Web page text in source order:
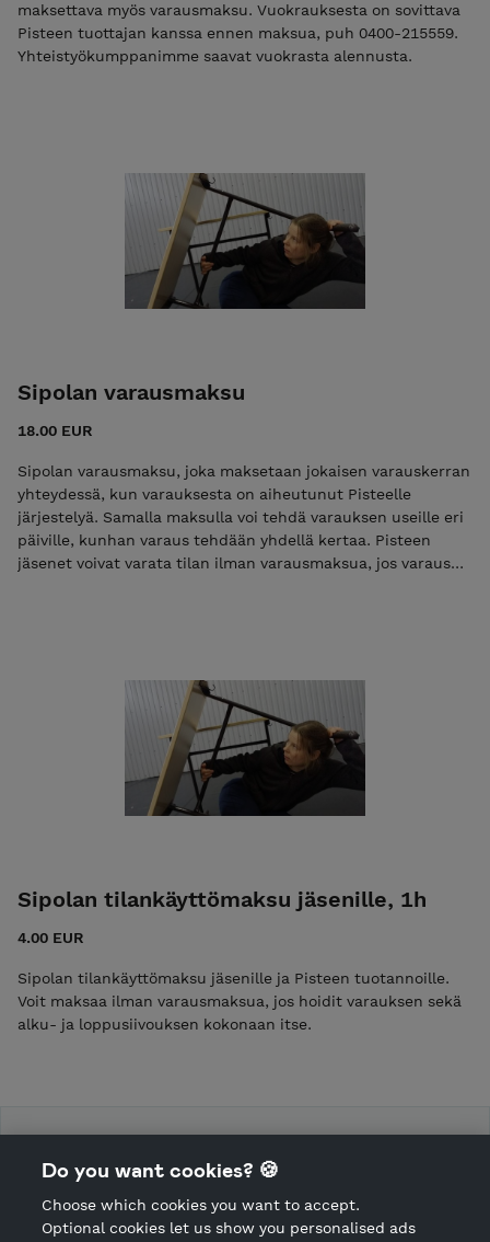
maksettava myös varausmaksu. Vuokrauksesta on sovittava
Pisteen tuottajan kanssa ennen maksua, puh 0400-215559.
Yhteistyökumppanimme saavat vuokrasta alennusta.
Sipolan varausmaksu
18.00 EUR
Sipolan varausmaksu, joka maksetaan jokaisen varauskerran
yhteydessä, kun varauksesta on aiheutunut Pisteelle
järjestelyä. Samalla maksulla voi tehdä varauksen useille eri
päiville, kunhan varaus tehdään yhdellä kertaa. Pisteen
jäsenet voivat varata tilan ilman varausmaksua, jos varaus
Sipolan tilankäyttömaksu jäsenille, 1h
4.00 EUR
Sipolan tilankäyttömaksu jäsenille ja Pisteen tuotannoille.
Voit maksaa ilman varausmaksua, jos hoidit varauksen sekä
alku- ja loppusiivouksen kokonaan itse.
CANCEL ORDER
Do you want cookies? 🍪
Choose which cookies you want to accept.
Optional cookies let us show you personalised ads